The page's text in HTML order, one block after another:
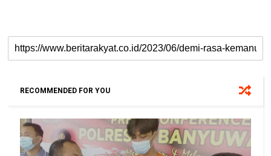
RECOMMENDED FOR YOU